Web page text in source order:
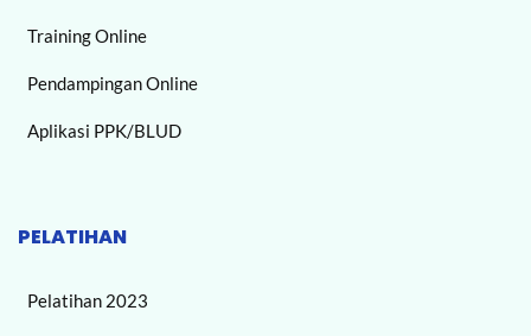
Training Online
Pendampingan Online
Aplikasi PPK/BLUD
PELATIHAN
Pelatihan 2023